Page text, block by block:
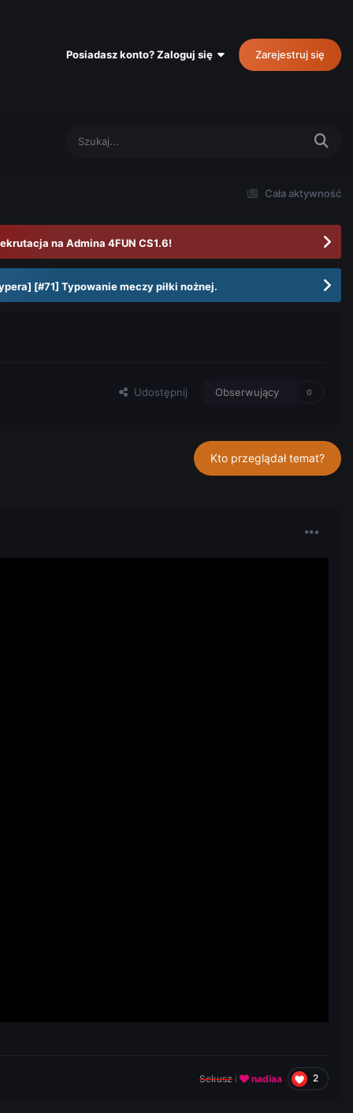
Posiadasz konto? Zaloguj się Zarejestruj się
Cała aktywność
na Admina 4FUN CS1.6!
[#71] Typowanie meczy piłki nożnej.
Udostępnij Obserwujący 0
Kto przeglądał temat?
Sekusz i nadiaa 2